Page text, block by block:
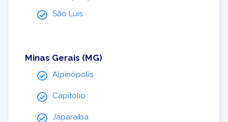
São Luís
Minas Gerais (MG)
Alpinópolis
Capitólio
Japaraíba